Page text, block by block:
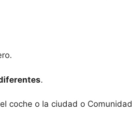
.
coche o la ciudad o Comunidad